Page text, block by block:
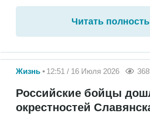
Читать
Жизнь 12:51 / 16 Июля 2026
Российские бойцы
окрестностей